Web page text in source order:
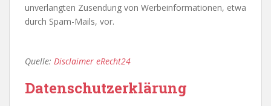
unverlangten Zusendung von Werbeinformationen, etwa
durch Spam-Mails, vor.
Quelle: Disclaimer eRecht24
Datenschutzerklärung